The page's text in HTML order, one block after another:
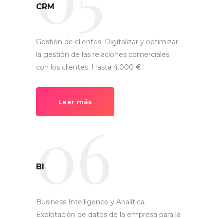
CRM
Gestión de clientes. Digitalizar y optimizar
la gestión de las relaciones comerciales
con los clientes. Hasta 4.000 €
Leer más
BI
06
Business Intelligence y Analítica.
Explotación de datos de la empresa para la